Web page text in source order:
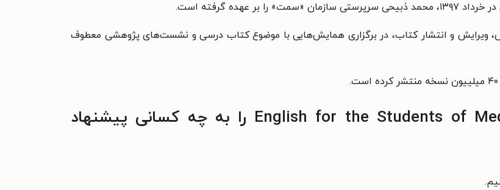
گرفته است.
ویرایش و انتشار کتاب، در برگزاری همایش‌هایی با موضوع کتاب درسی و نشست‌های پژوهشی معطوف
خواندن کتاب English for the Students of Media Arts (1) Cinema را به چه کسانی پیشنهاد